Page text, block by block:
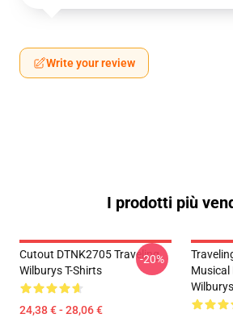
Write your review
I prodotti più
Cutout DTNK2705 Traveling
Wilburys T-Shirts
24,38 € - 28,06 €
-20%
Musical